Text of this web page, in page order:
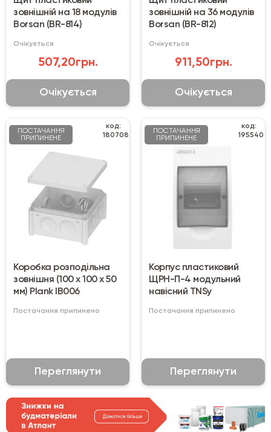
зовнішній на 18 модулів
Borsan (BR-814)
Очікується
507,20грн.
Очікується
зовнішній на 36 модулів
Borsan (BR-812)
Очікується
911,50грн.
Очікується
ПОСТАЧАННЯ
ПРИПИНЕНЕ
код:
180708
Коробка розподільна
зовнішня (100 x 100 x 50
мм) Plank IB006
Постачання припинено
Переглянути
ПОСТАЧАННЯ
ПРИПИНЕНЕ
код:
195540
Корпус пластиковий
ЩРН-П-4 модульний
навісний TNSy
Постачання припинено
Переглянути